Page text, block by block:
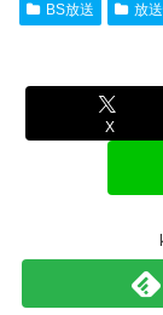
BS放送 放
X